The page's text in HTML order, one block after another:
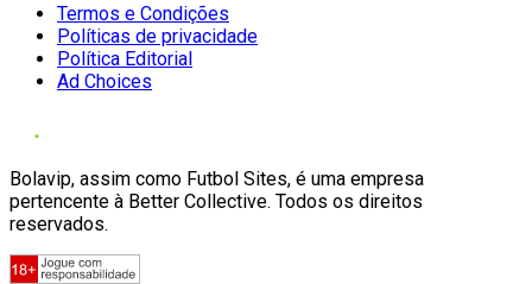
Termos e Condições
Políticas de privacidade
Política Editorial
Ad Choices
Bolavip, assim como Futbol Sites, é uma empresa
pertencente à Better Collective. Todos os direitos
reservados.